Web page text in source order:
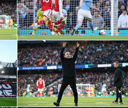
كل البطولات
أقسام
الكرة المصرية
الدوري المصري
الكرة الأوروبية